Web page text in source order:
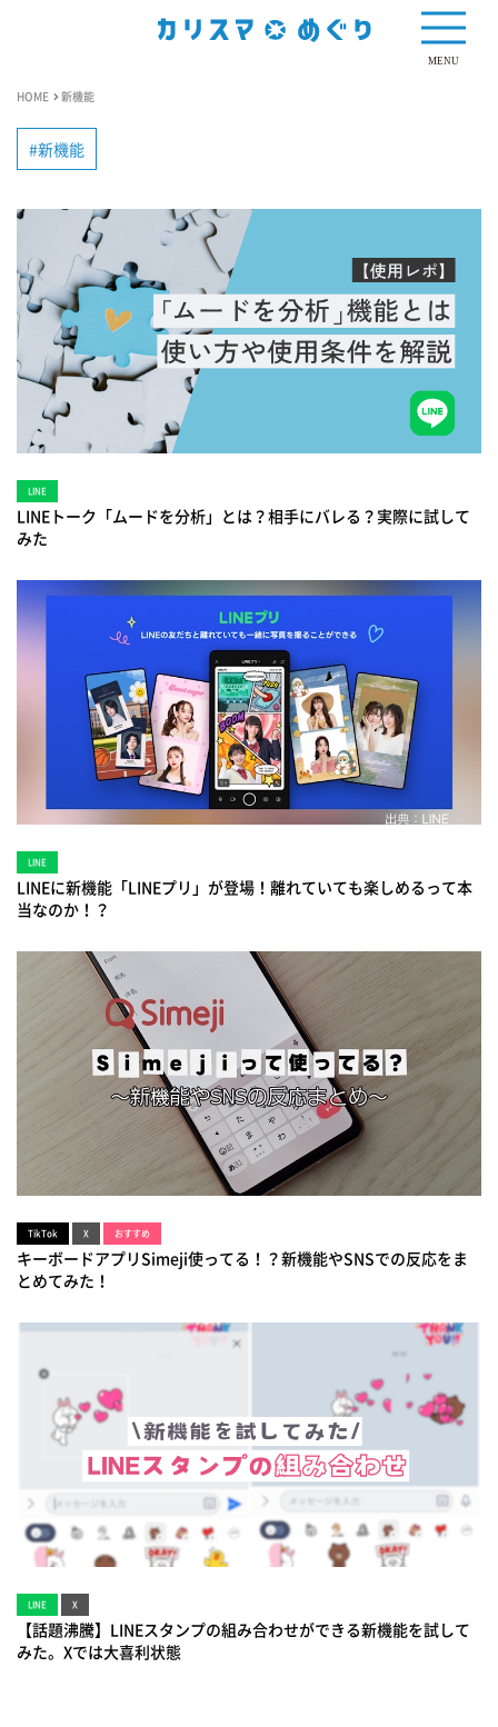
MENU
HOME 新機能
新機能
LINE
LINEトーク「ムードを分析」とは？相手にバレる？実際に試して
みた
LINE
LINEに新機能「LINEプリ」が登場！離れていても楽しめるって本
当なのか！？
TikTok X おすすめ
キーボードアプリSimeji使ってる！？新機能やSNSでの反応をま
とめてみた！
LINE X
【話題沸騰】LINEスタンプの組み合わせができる新機能を試して
みた。Xでは大喜利状態